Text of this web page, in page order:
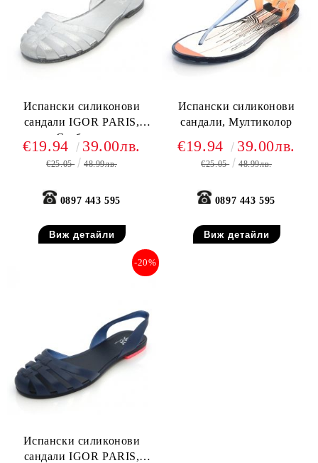
Испански силиконови
сандали IGOR PARIS,
Сребърни
€19.94 39.00лв.
€25.05 48.99лв.
0897 443 595
Виж детайли
Испански силиконови
сандали, Мултиколор
€19.94 39.00лв.
€25.05 48.99лв.
0897 443 595
Виж детайли
Испански силиконови
сандали IGOR PARIS,
-20%